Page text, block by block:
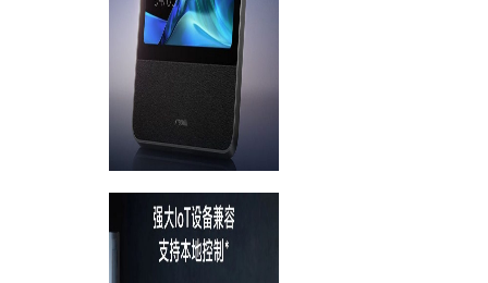
Остались вопросы?
8 800 302-02-51
plait.ru